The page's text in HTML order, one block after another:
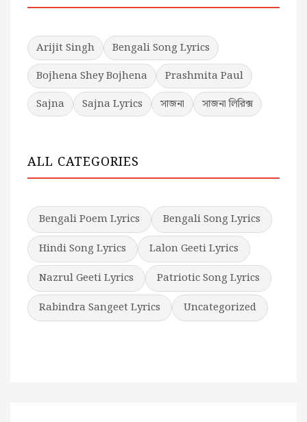
Arijit Singh
Bengali Song Lyrics
Bojhena Shey Bojhena
Prashmita Paul
Sajna
Sajna Lyrics সাজনা সাজনা লিরিক্স
ALL CATEGORIES
Bengali Poem Lyrics
Bengali Song Lyrics
Hindi Song Lyrics
Lalon Geeti Lyrics
Nazrul Geeti Lyrics
Patriotic Song Lyrics
Rabindra Sangeet Lyrics
Uncategorized